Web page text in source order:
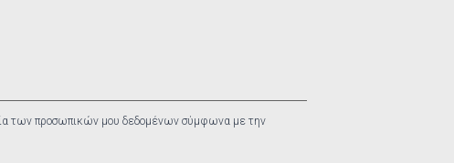
των προσωπικών μου δεδομένων σύμφωνα με την